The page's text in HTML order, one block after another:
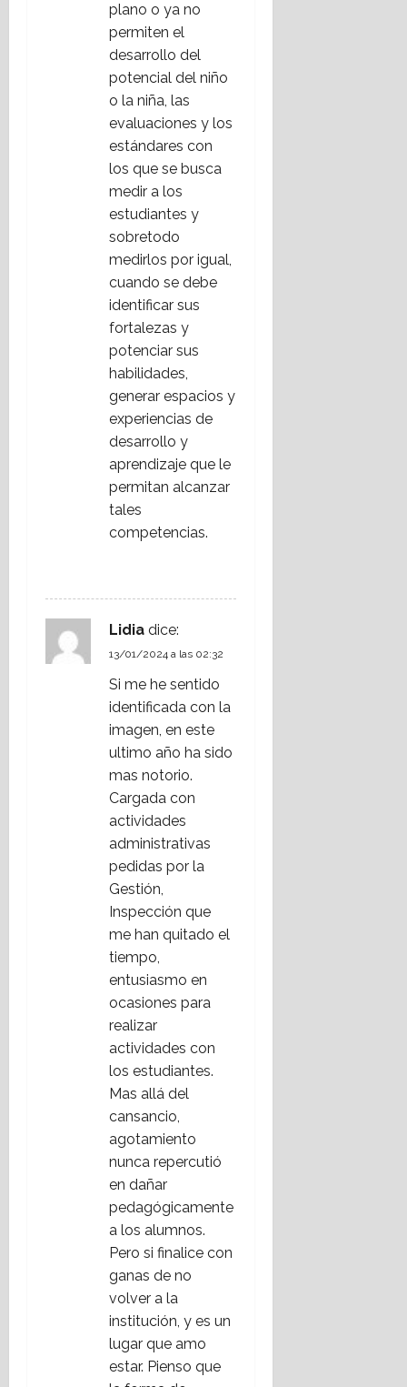
plano o ya no
permiten el
desarrollo del
potencial del niño
o la niña, las
evaluaciones y los
estándares con
los que se busca
medir a los
estudiantes y
sobretodo
medirlos por igual,
cuando se debe
identificar sus
fortalezas y
potenciar sus
habilidades,
generar espacios y
experiencias de
desarrollo y
aprendizaje que le
permitan alcanzar
tales
competencias.
Lidia dice:
13/01/2024 a las 02:32
Si me he sentido
identificada con la
imagen, en este
ultimo año ha sido
mas notorio.
Cargada con
actividades
administrativas
pedidas por la
Gestión,
Inspección que
me han quitado el
tiempo,
entusiasmo en
ocasiones para
realizar
actividades con
los estudiantes.
Mas allá del
cansancio,
agotamiento
nunca repercutió
en dañar
pedagógicamente
a los alumnos.
Pero si finalice con
ganas de no
volver a la
institución, y es un
lugar que amo
estar. Pienso que